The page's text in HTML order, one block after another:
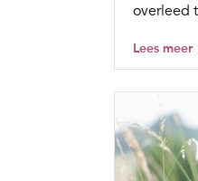
overleed
Lees meer